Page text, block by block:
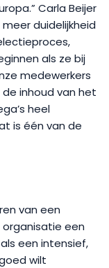
Carla Beijer
duidelijkheid
als ze bij
medewerkers
inhoud van het
heel
is één van de
van een
een
een intensief,
wilt